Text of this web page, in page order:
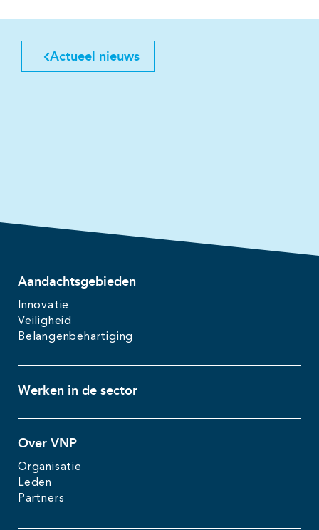
Actueel nieuws
Aandachtsgebieden
Innovatie
Veiligheid
Belangenbehartiging
Werken in de sector
Over VNP
Organisatie
Leden
Partners